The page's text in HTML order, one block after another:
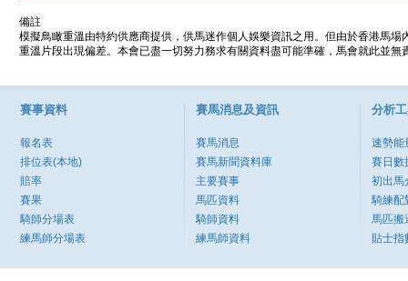
備註
模擬鳥瞰重溫由特約供應商提供，供馬迷作個人娛樂資訊之用。但由於香港馬
重溫片段出現偏差。本會已盡一切努力務求有關資料盡可能準確，馬會就此並
賽事資料
報名表
排位表(本地)
賠率
賽果
騎師分場表
練馬師分場表
賽馬消息及資訊
賽馬消息
賽馬新聞資料庫
主要賽事
馬匹資料
騎師資料
練馬師資料
分析
速勢能
賽日數
初出馬
騎練配
馬匹搬
貼士指